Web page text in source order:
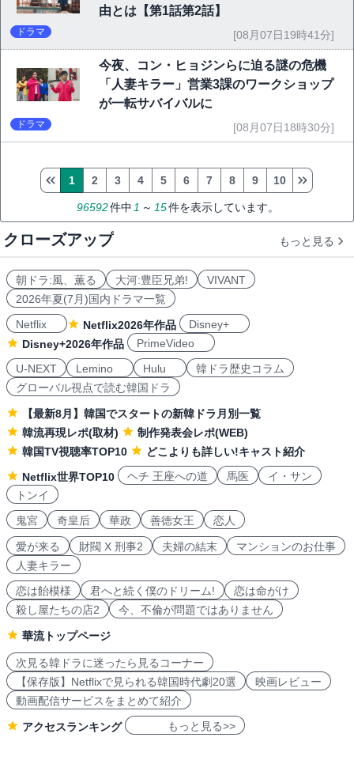
由とは【第1話第2話】
ドラマ [08月07日19時41分]
今夜、コン・ヒョジンらに迫る謎の危機
「人妻キラー」営業3課のワークショップ
が一転サバイバルに
ドラマ [08月07日18時30分]
96592件中1 ～ 15件を表示しています。
1 2 3 4 5 6 7 8 9 10
クローズアップ もっと見る
朝ドラ:風、薫る 大河:豊臣兄弟!
VIVANT
2026年夏(7月)国内ドラマ一覧
Netflix
Netflix2026年作品
Disney+
Disney+2026年作品
PrimeVideo
U-NEXT
Lemino Hulu
韓ドラ歴史コラム
グローバル視点で読む韓国ドラ
【最新8月】韓国でスタートの新韓ドラ月別一覧
韓流再現レポ(取材)
制作発表会レポ(WEB)
韓国TV視聴率TOP10
どこよりも詳しい!キャスト紹介
Netflix世界TOP10
ヘチ 王座への道 馬医
イ・サン
トンイ
鬼宮
奇皇后 華政 善徳女王 恋人
愛が来る 財閥 X 刑事2 夫婦の結末
マンションのお仕事
人妻キラー
恋は飴模様
君へと続く僕のドリーム!
恋は命がけ
殺し屋たちの店2
今、不倫が問題ではありません
華流トップページ
次見る韓ドラに迷ったら見るコーナー
【保存版】Netflixで見られる韓国時代劇20選
映画レビュー
動画配信サービスをまとめて紹介
アクセスランキング もっと見る>>